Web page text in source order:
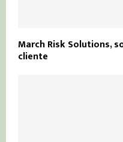
March Risk Solutions,
cliente